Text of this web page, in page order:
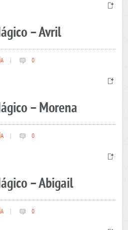
– Avril
0
– Morena
0
– Abigail
0